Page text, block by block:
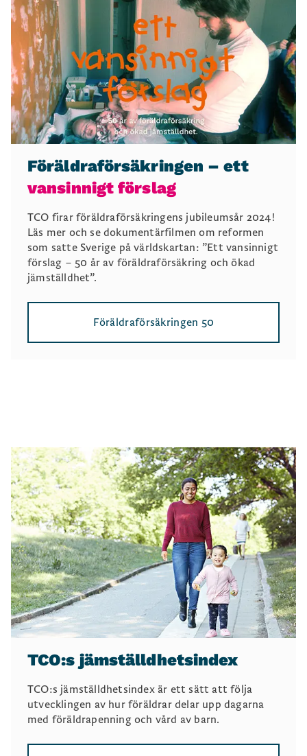
Föräldraförsäkringen – ett
vansinnigt förslag
TCO firar föräldraförsäkringens jubileumsår 2024!
Läs mer och se dokumentärfilmen om reformen
som satte Sverige på världskartan: ”Ett vansinnigt
förslag – 50 år av föräldraförsäkring och ökad
jämställdhet”.
Föräldraförsäkringen 50
TCO:s jämställdhetsindex
TCO:s jämställdhetsindex är ett sätt att följa
utvecklingen av hur föräldrar delar upp dagarna
med föräldrapenning och vård av barn.